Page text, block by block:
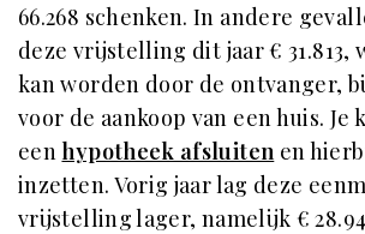
66.268 schenken. In andere
deze vrijstelling dit jaar € 31.813,
kan worden door de ontvanger,
voor de aankoop van een huis. Je
een hypotheek afsluiten en
inzetten. Vorig jaar lag deze
vrijstelling lager, namelijk €